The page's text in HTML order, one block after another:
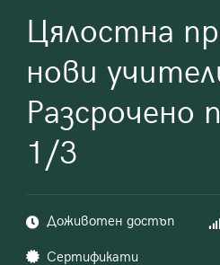
Цялостна
нови
Разсрочено
1/3
Доживотен достъп
Сертификати